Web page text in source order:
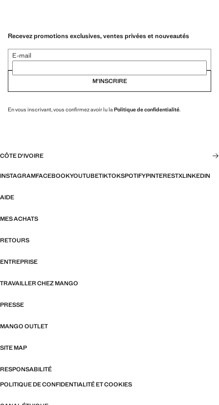
Recevez promotions exclusives, ventes privées et nouveautés
E-mail
M’INSCRIRE
En vous inscrivant, vous confirmez avoir lu la Politique de confidentialité.
CÔTE D'IVOIRE
INSTAGRAMFACEBOOKYOUTUBETIKTOKSPOTIFYPINTERESTXLINKEDIN
AIDE
MES ACHATS
RETOURS
ENTREPRISE
TRAVAILLER CHEZ MANGO
PRESSE
MANGO OUTLET
SITE MAP
RESPONSABILITÉ
POLITIQUE DE CONFIDENTIALITÉ ET COOKIES